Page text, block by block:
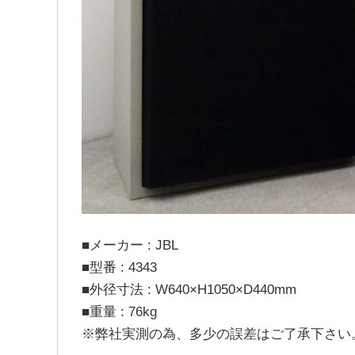
■メーカー : JBL
■型番 : 4343
■外径寸法 : W640×H1050×D440mm
■重量 : 76kg
※弊社実測の為、多少の誤差はご了承下さい